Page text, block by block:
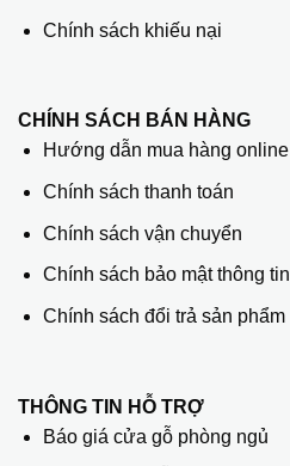
Chính sách khiếu nại
CHÍNH SÁCH BÁN HÀNG
Hướng dẫn mua hàng online
Chính sách thanh toán
Chính sách vận chuyển
Chính sách bảo mật thông tin
Chính sách đổi trả sản phẩm
THÔNG TIN HỖ TRỢ
Báo giá cửa gỗ phòng ngủ